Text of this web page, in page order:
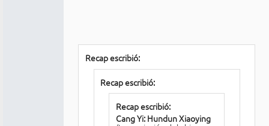
Recap escribió:
Recap escribió:
Recap escribió:
Cang Yi: Hundun Xiaoying